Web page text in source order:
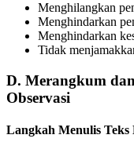
Menghilangkan
Menghindarkan
Menghindarkan
Tidak
D. Merangkum
Observasi
Langkah Menulis Teks